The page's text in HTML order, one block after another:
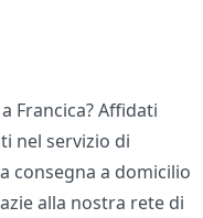
Francica? Affidati
nel servizio di
consegna a domicilio
alla nostra rete di